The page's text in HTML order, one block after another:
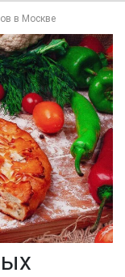
в Москве